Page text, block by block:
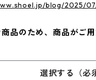
blog/2025/
品のため、商品がご
選択する（必